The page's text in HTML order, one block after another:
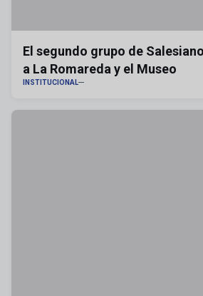
El segundo grupo de
a La Romareda y el Museo
INSTITUCIONAL